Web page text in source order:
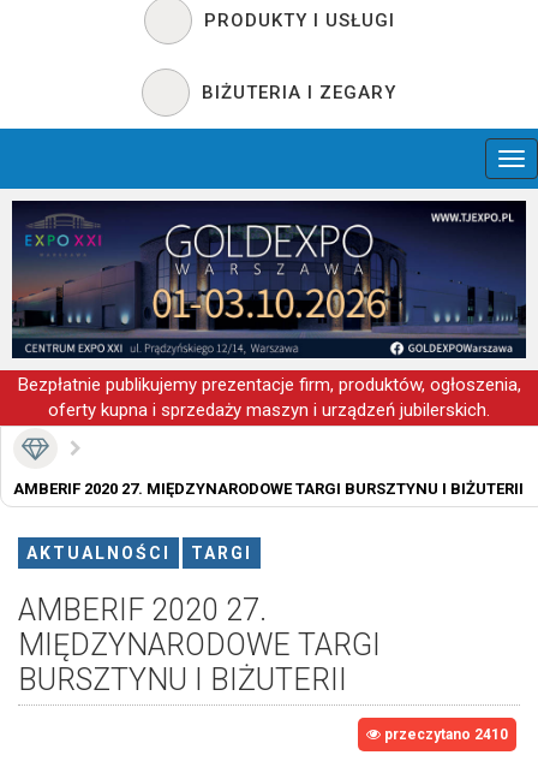
PRODUKTY I USŁUGI
BIŻUTERIA I ZEGARY
Bezpłatnie publikujemy prezentacje firm, produktów, ogłoszenia,
oferty kupna i sprzedaży maszyn i urządzeń jubilerskich.
AMBERIF 2020 27. MIĘDZYNARODOWE TARGI BURSZTYNU I BIŻUTERII
AKTUALNOŚCI TARGI
AMBERIF 2020 27.
MIĘDZYNARODOWE TARGI
BURSZTYNU I BIŻUTERII
przeczytano 2410